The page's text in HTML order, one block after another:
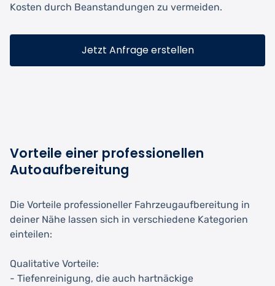
Kosten durch Beanstandungen zu vermeiden.
Jetzt Anfrage erstellen
Vorteile einer professionellen
Autoaufbereitung
Die Vorteile professioneller Fahrzeugaufbereitung in
deiner Nähe lassen sich in verschiedene Kategorien
einteilen:
Qualitative Vorteile:
- Tiefenreinigung, die auch hartnäckige